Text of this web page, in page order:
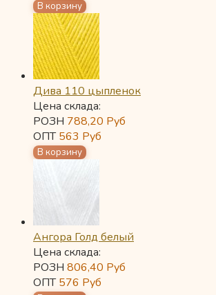
Дива 110 цыпленок
Цена склада:
РОЗН 788,20 Руб
ОПТ563 Руб
Ангора Голд белый
Цена склада:
РОЗН 806,40 Руб
ОПТ576 Руб